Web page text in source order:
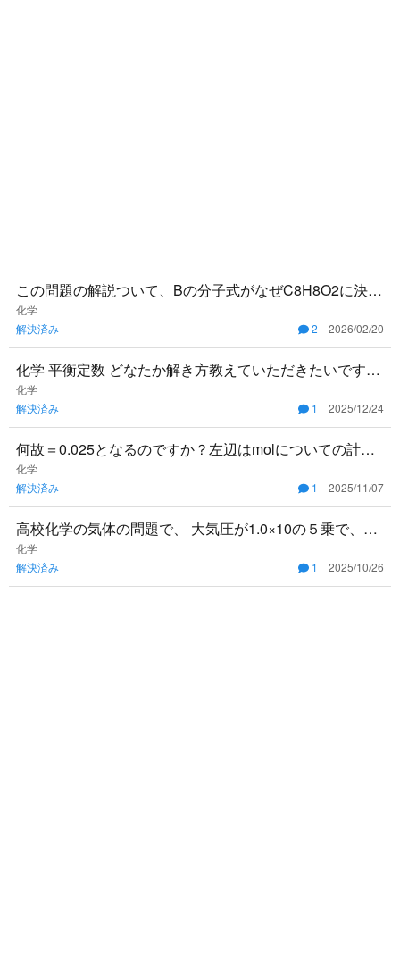
この問題の解説ついて、Bの分子式がなぜC8H8O2に決ま
るのかが分かりません。私はCがエチレングリコールであ
るだろうとい
化学
解決済み
2 2026/02/20
化学 平衡定数 どなたか解き方教えていただきたいです。
どうぞ宜しくお願いします。 1番下の問題です。 答えは
4.1です。
化学
解決済み
1 2025/12/24
何故＝0.025となるのですか？左辺はmolについての計算
ではないのですか？ 自分この問題分からなくて答えは何
となくで選
化学
解決済み
1 2025/11/07
高校化学の気体の問題で、 大気圧が1.0×10の５乗で、蒸
気圧が1.0×10の4乗であるときに、解答では気体が気液平
衡で
化学
解決済み
1 2025/10/26